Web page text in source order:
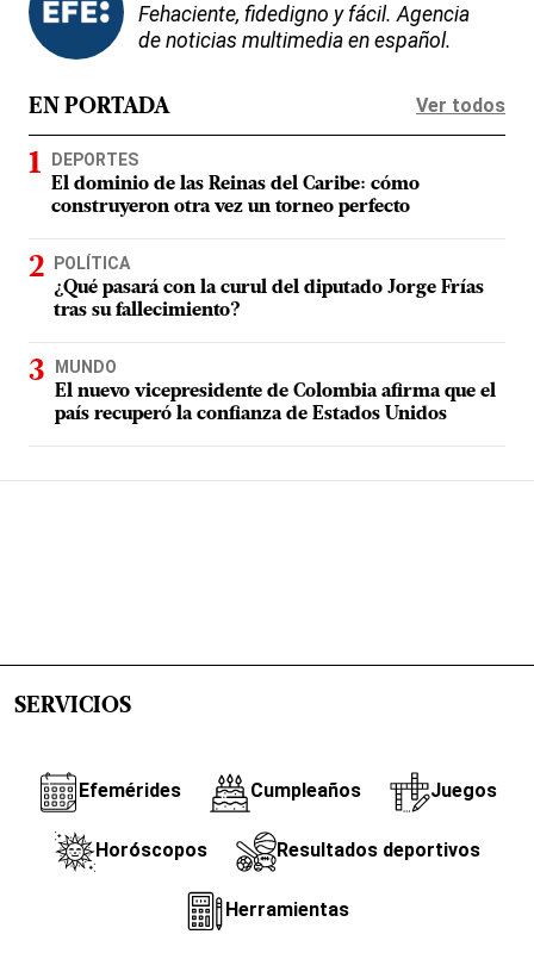
Fehaciente, fidedigno y fácil. Agencia
de noticias multimedia en español.
EN PORTADA Ver todos
DEPORTES
El dominio de las Reinas del Caribe: cómo
construyeron otra vez un torneo perfecto
POLÍTICA
¿Qué pasará con la curul del diputado Jorge Frías
tras su fallecimiento?
MUNDO
El nuevo vicepresidente de Colombia afirma que el
país recuperó la confianza de Estados Unidos
SERVICIOS
Efemérides Cumpleaños Juegos
Horóscopos Resultados deportivos
Herramientas